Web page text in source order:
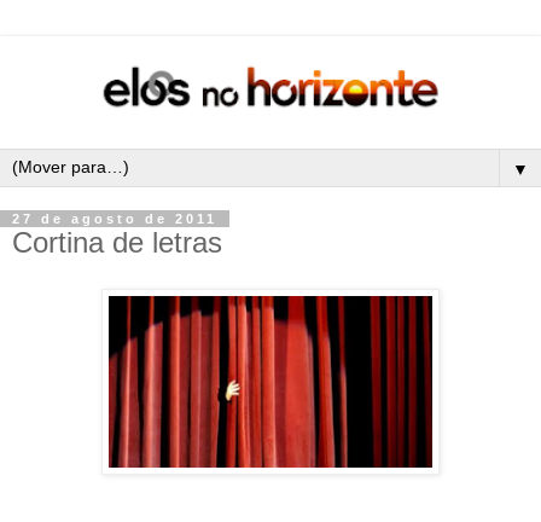
▼
27 de agosto de 2011
Cortina de letras